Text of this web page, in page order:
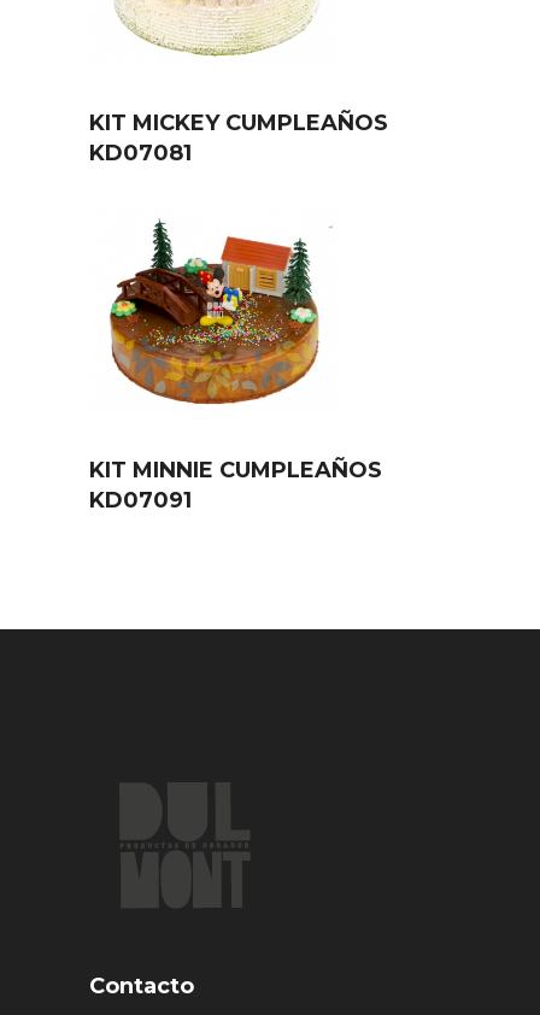
KIT MICKEY CUMPLEAÑOS
KD07081
KIT MINNIE CUMPLEAÑOS
KD07091
Contacto